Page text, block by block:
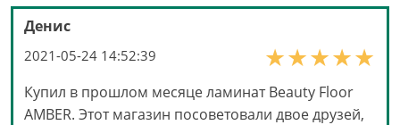
Денис
2021-05-24 14:52:39
Купил в прошлом месяце ламинат Beauty Floor
AMBER. Этот магазин посоветовали двое друзей,